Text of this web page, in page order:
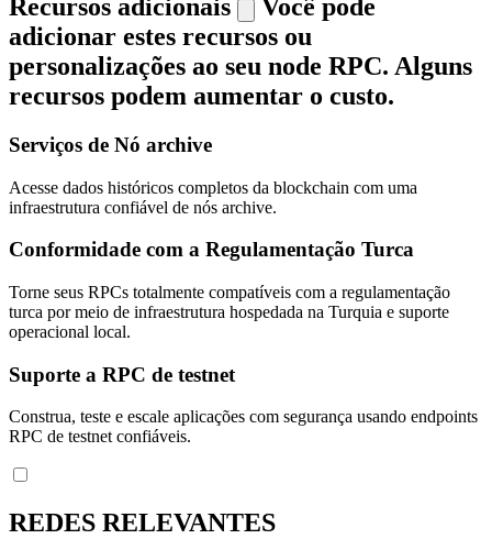
Recursos adicionais
Você pode
adicionar estes recursos ou
personalizações ao seu node RPC. Alguns
recursos podem aumentar o custo.
Serviços de Nó archive
Acesse dados históricos completos da blockchain com uma
infraestrutura confiável de nós archive.
Conformidade com a Regulamentação Turca
Torne seus RPCs totalmente compatíveis com a regulamentação
turca por meio de infraestrutura hospedada na Turquia e suporte
operacional local.
Suporte a RPC de testnet
Construa, teste e escale aplicações com segurança usando endpoints
RPC de testnet confiáveis.
REDES RELEVANTES